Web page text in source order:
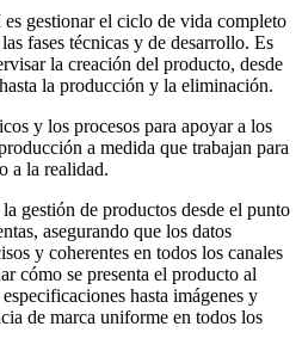
gestionar el ciclo de vida completo
fases técnicas y de desarrollo. Es
la creación del producto, desde
la producción y la eliminación.
y los procesos para apoyar a los
a medida que trabajan para
a la realidad.
gestión de productos desde el punto
asegurando que los datos
y coherentes en todos los canales
cómo se presenta el producto al
hasta imágenes y
de marca uniforme en todos los